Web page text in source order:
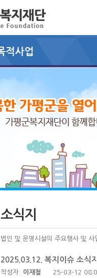
소식지
법인 및 운영시설의 주요행사 및
2025.03.12. 복지이슈 소식
작성자 이재철 25-03-12